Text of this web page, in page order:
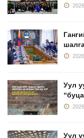
Уул
Уул